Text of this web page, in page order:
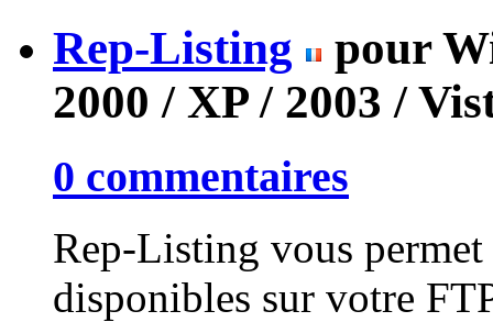
Rep-Listing
pour
2000 / XP / 2003 /
0 commentaires
Rep-Listing vous
disponibles sur votre